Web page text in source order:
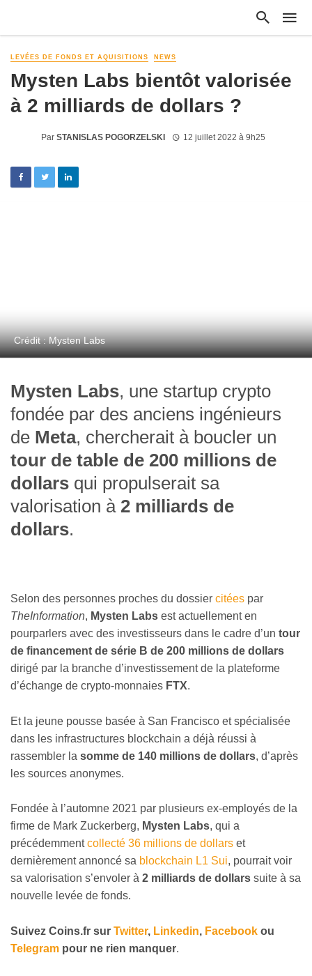
LEVÉES DE FONDS ET AQUISITIONS NEWS
Mysten Labs bientôt valorisée
à 2 milliards de dollars ?
Par STANISLAS POGORZELSKI 12 juillet 2022 à 9h25
Crédit : Mysten Labs
Mysten Labs, une startup crypto
fondée par des anciens ingénieurs
de Meta, chercherait à boucler un
tour de table de 200 millions de
dollars qui propulserait sa
valorisation à 2 milliards de
dollars.
Selon des personnes proches du dossier citées par
TheInformation, Mysten Labs est actuellement en
pourparlers avec des investisseurs dans le cadre d’un tour
de financement de série B de 200 millions de dollars
dirigé par la branche d’investissement de la plateforme
d’échange de crypto-monnaies FTX.
Et la jeune pousse basée à San Francisco et spécialisée
dans les infrastructures blockchain a déjà réussi à
rassembler la somme de 140 millions de dollars, d’après
les sources anonymes.
Fondée à l’automne 2021 par plusieurs ex-employés de la
firme de Mark Zuckerberg, Mysten Labs, qui a
précédemmentcollecté 36 millions de dollars et
dernièrement annoncé sa blockchain L1 Sui, pourrait voir
sa valorisation s’envoler à 2 milliards de dollars suite à sa
nouvelle levée de fonds.
Suivez Coins.fr sur Twitter, Linkedin, Facebook ou
Telegram pour ne rien manquer.